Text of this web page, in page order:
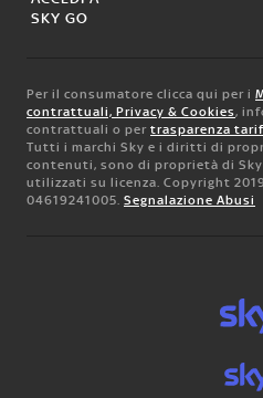
SKY GO
Per il consumatore clicca qui per i
contrattuali, Privacy & Cookies,
contrattuali o per trasparenza
Tutti i marchi Sky e i diritti di
contenuti, sono di proprietà di
utilizzati su licenza. Copyright
04619241005. Segnalazione Abusi